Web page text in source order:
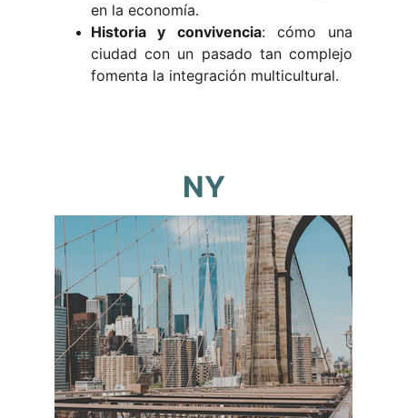
NY
en la economía.
Historia y convivencia: cómo una
ciudad con un pasado tan complejo
fomenta la integración multicultural.